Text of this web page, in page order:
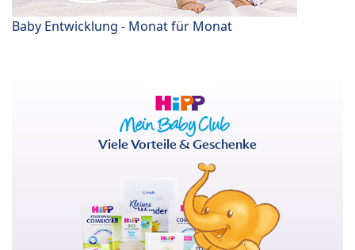
Baby Entwicklung - Monat für Monat
Viele Vorteile & Geschenke